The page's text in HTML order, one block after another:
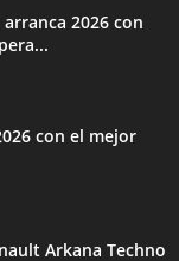
2026 con
con el mejor
Arkana Techno